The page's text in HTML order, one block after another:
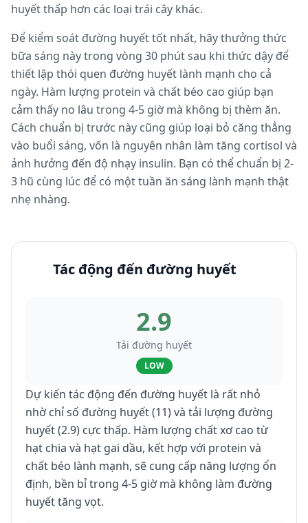
huyết thấp hơn các loại trái cây khác.
Để kiểm soát đường huyết tốt nhất, hãy thưởng thức
bữa sáng này trong vòng 30 phút sau khi thức dậy để
thiết lập thói quen đường huyết lành mạnh cho cả
ngày. Hàm lượng protein và chất béo cao giúp bạn
cảm thấy no lâu trong 4-5 giờ mà không bị thèm ăn.
Cách chuẩn bị trước này cũng giúp loại bỏ căng thẳng
vào buổi sáng, vốn là nguyên nhân làm tăng cortisol và
ảnh hưởng đến độ nhạy insulin. Bạn có thể chuẩn bị 2-
3 hũ cùng lúc để có một tuần ăn sáng lành mạnh thật
nhẹ nhàng.
Tác động đến đường huyết
2.9
Tải đường huyết
LOW
Dự kiến tác động đến đường huyết là rất nhỏ
nhờ chỉ số đường huyết (11) và tải lượng đường
huyết (2.9) cực thấp. Hàm lượng chất xơ cao từ
hạt chia và hạt gai dầu, kết hợp với protein và
chất béo lành mạnh, sẽ cung cấp năng lượng ổn
định, bền bỉ trong 4-5 giờ mà không làm đường
huyết tăng vọt.